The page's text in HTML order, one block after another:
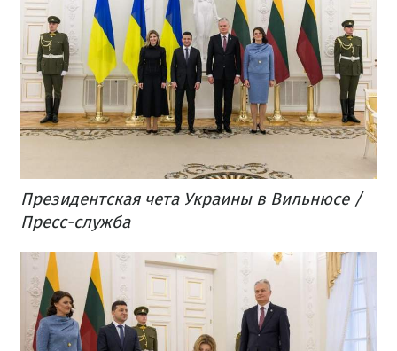
Президентская чета Украины в Вильнюсе /
Пресс-служба